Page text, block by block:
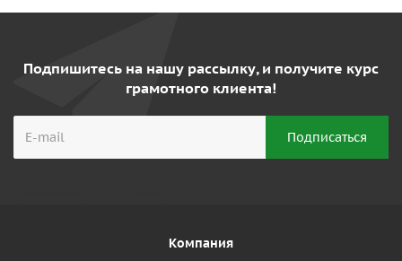
Подпишитесь на нашу рассылку, и получите курс
грамотного клиента!
Компания